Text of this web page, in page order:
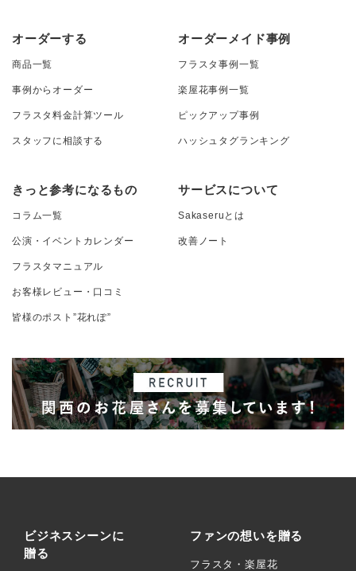
オーダーする
商品一覧
事例からオーダー
フラスタ料金計算ツール
スタッフに相談する
オーダーメイド事例
フラスタ事例一覧
楽屋花事例一覧
ピックアップ事例
ハッシュタグランキング
きっと参考になるもの
コラム一覧
公演・イベントカレンダー
フラスタマニュアル
お客様レビュー・口コミ
皆様のポスト”花れぽ”
サービスについて
Sakaseruとは
改善ノート
ビジネスシーンに
贈る
ファンの想いを贈る
フラスタ・楽屋花